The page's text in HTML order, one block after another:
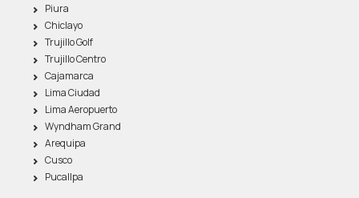
Piura
Chiclayo
Trujillo Golf
Trujillo Centro
Cajamarca
Lima Ciudad
Lima Aeropuerto
Wyndham Grand
Arequipa
Cusco
Pucallpa